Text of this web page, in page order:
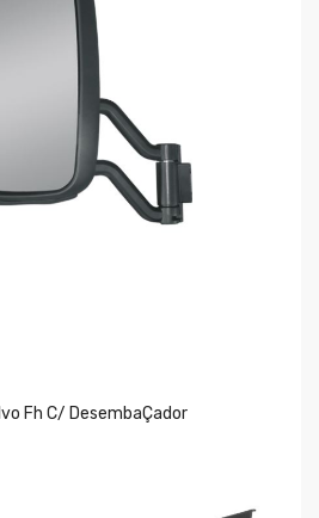
Fh C/ DesembaÇador